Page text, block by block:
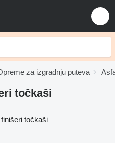
za izgradnju puteva
točkaši
finišeri točkaši